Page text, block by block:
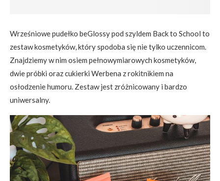
Wrześniowe pudełko beGlossy pod szyldem Back to School to
zestaw kosmetyków, który spodoba się nie tylko uczennicom.
Znajdziemy w nim osiem pełnowymiarowych kosmetyków,
dwie próbki oraz cukierki Werbena z rokitnikiem na
osłodzenie humoru. Zestaw jest zróżnicowany i bardzo
uniwersalny.